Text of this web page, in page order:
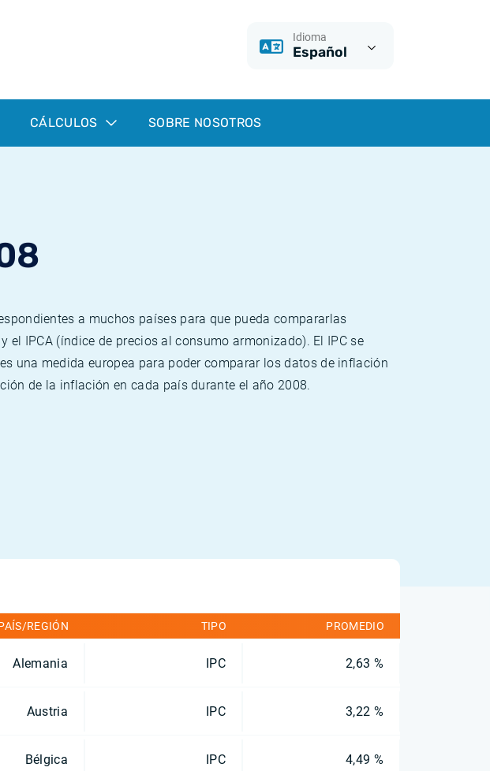
Idioma
Español
CÁLCULOS SOBRE NOSOTROS
a muchos países para que pueda compararlas
IPCA (índice de precios al consumo armonizado). El IPC se
una medida europea para poder comparar los datos de inflación
de la inflación en cada país durante el año 2008.
REGIÓN TIPO PROMEDIO
Alemania IPC 2,63 %
Austria IPC 3,22 %
Bélgica IPC 4,49 %